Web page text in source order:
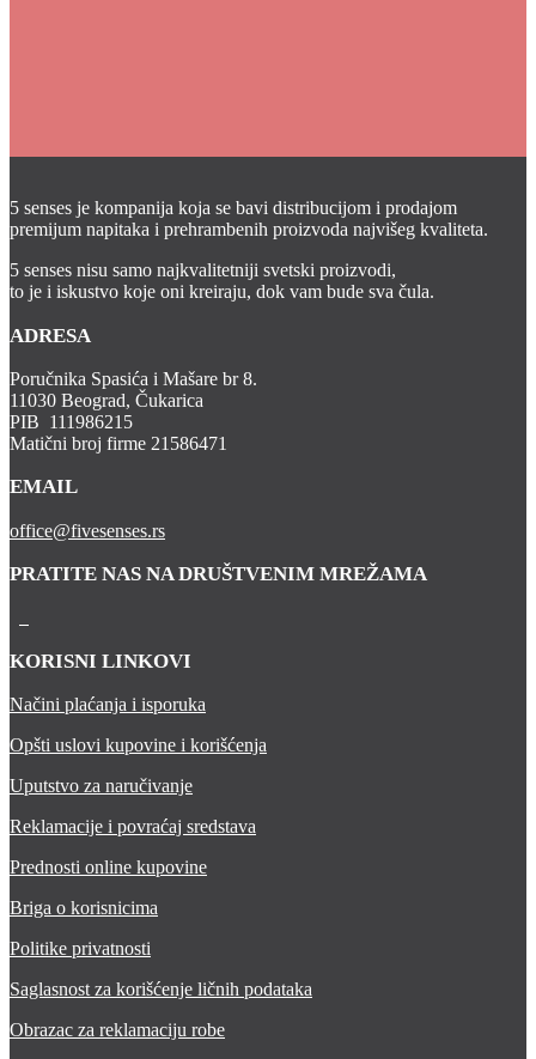
5 senses je kompanija koja se bavi distribucijom i prodajom
premijum napitaka i prehrambenih proizvoda najvišeg kvaliteta.
5 senses nisu samo najkvalitetniji svetski proizvodi,
to je i iskustvo koje oni kreiraju, dok vam bude sva čula.
ADRESA
Poručnika Spasića i Mašare br 8.
11030 Beograd, Čukarica
PIB 111986215
Matični broj firme 21586471
EMAIL
office@fivesenses.rs
PRATITE NAS NA DRUŠTVENIM MREŽAMA
KORISNI LINKOVI
Načini plaćanja i isporuka
Opšti uslovi kupovine i korišćenja
Uputstvo za naručivanje
Reklamacije i povraćaj sredstava
Prednosti online kupovine
Briga o korisnicima
Politike privatnosti
Saglasnost za korišćenje ličnih podataka
Obrazac za reklamaciju robe